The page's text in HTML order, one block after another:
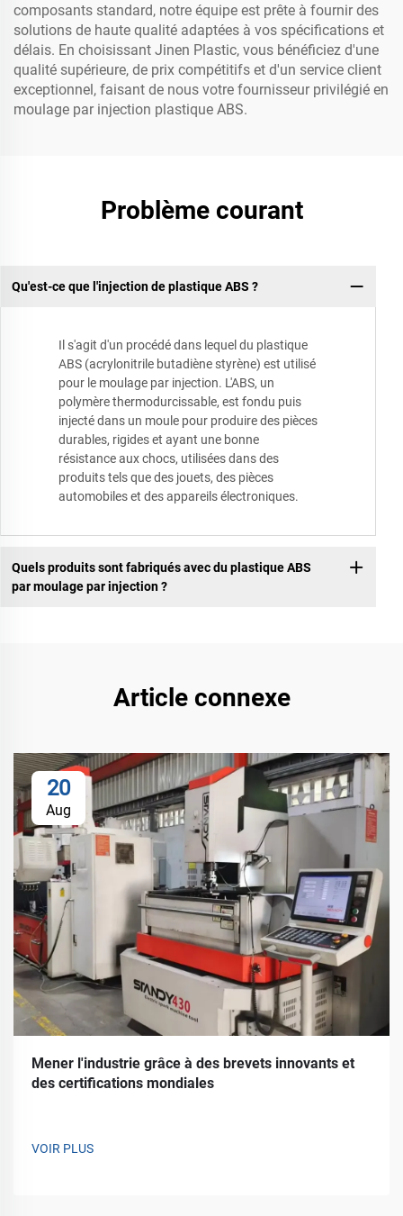
composants standard, notre équipe est prête à fournir des
solutions de haute qualité adaptées à vos spécifications et
délais. En choisissant Jinen Plastic, vous bénéficiez d'une
qualité supérieure, de prix compétitifs et d'un service client
exceptionnel, faisant de nous votre fournisseur privilégié en
moulage par injection plastique ABS.
Problème courant
Qu'est-ce que l'injection de plastique ABS ?
Il s'agit d'un procédé dans lequel du plastique
ABS (acrylonitrile butadiène styrène) est utilisé
pour le moulage par injection. L'ABS, un
polymère thermodurcissable, est fondu puis
injecté dans un moule pour produire des pièces
durables, rigides et ayant une bonne
résistance aux chocs, utilisées dans des
produits tels que des jouets, des pièces
automobiles et des appareils électroniques.
Quels produits sont fabriqués avec du plastique ABS
par moulage par injection ?
Article connexe
20
Aug
Mener l'industrie grâce à des brevets innovants et
des certifications mondiales
VOIR PLUS